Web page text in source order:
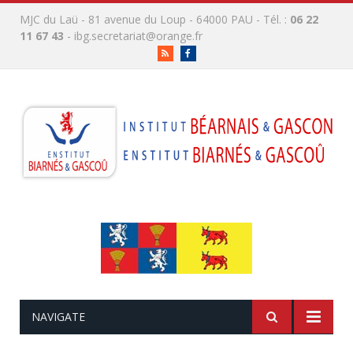
MJC du Laü - 81 avenue du Loup - 64000 PAU - Tél. : 06 22
11 67 43 - ibg.secretariat@orange.fr
RSS
NAVIGATE